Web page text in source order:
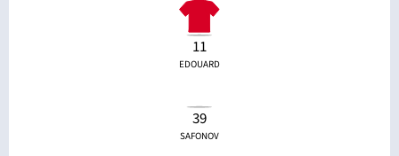
11
EDOUARD
39
SAFONOV